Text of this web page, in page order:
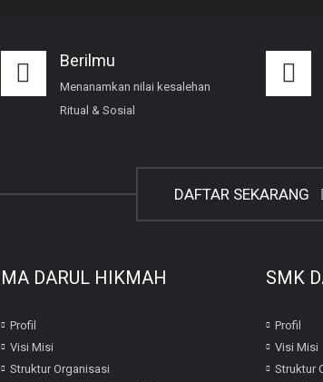
Berilmu
Menanamkan nilai kesalehan
Ritual & Sosial
DAFTAR SEKARANG
MA DARUL HIKMAH
Profil
Visi Misi
Struktur Organisasi
SMK
Profil
Visi Misi
Struktur